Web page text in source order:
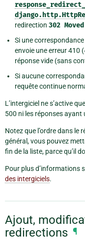
redirection 302 Moved
Si une
envoie une erreur 410
réponse vide (sans
Si aucune
requête continue
L’intergiciel ne s’active
500 ni les réponses
Notez que l’ordre dans le
général, vous pouvez
fin de la liste, parce qu’il
Pour plus d’informations
des intergiciels.
Ajout,
redirections ¶